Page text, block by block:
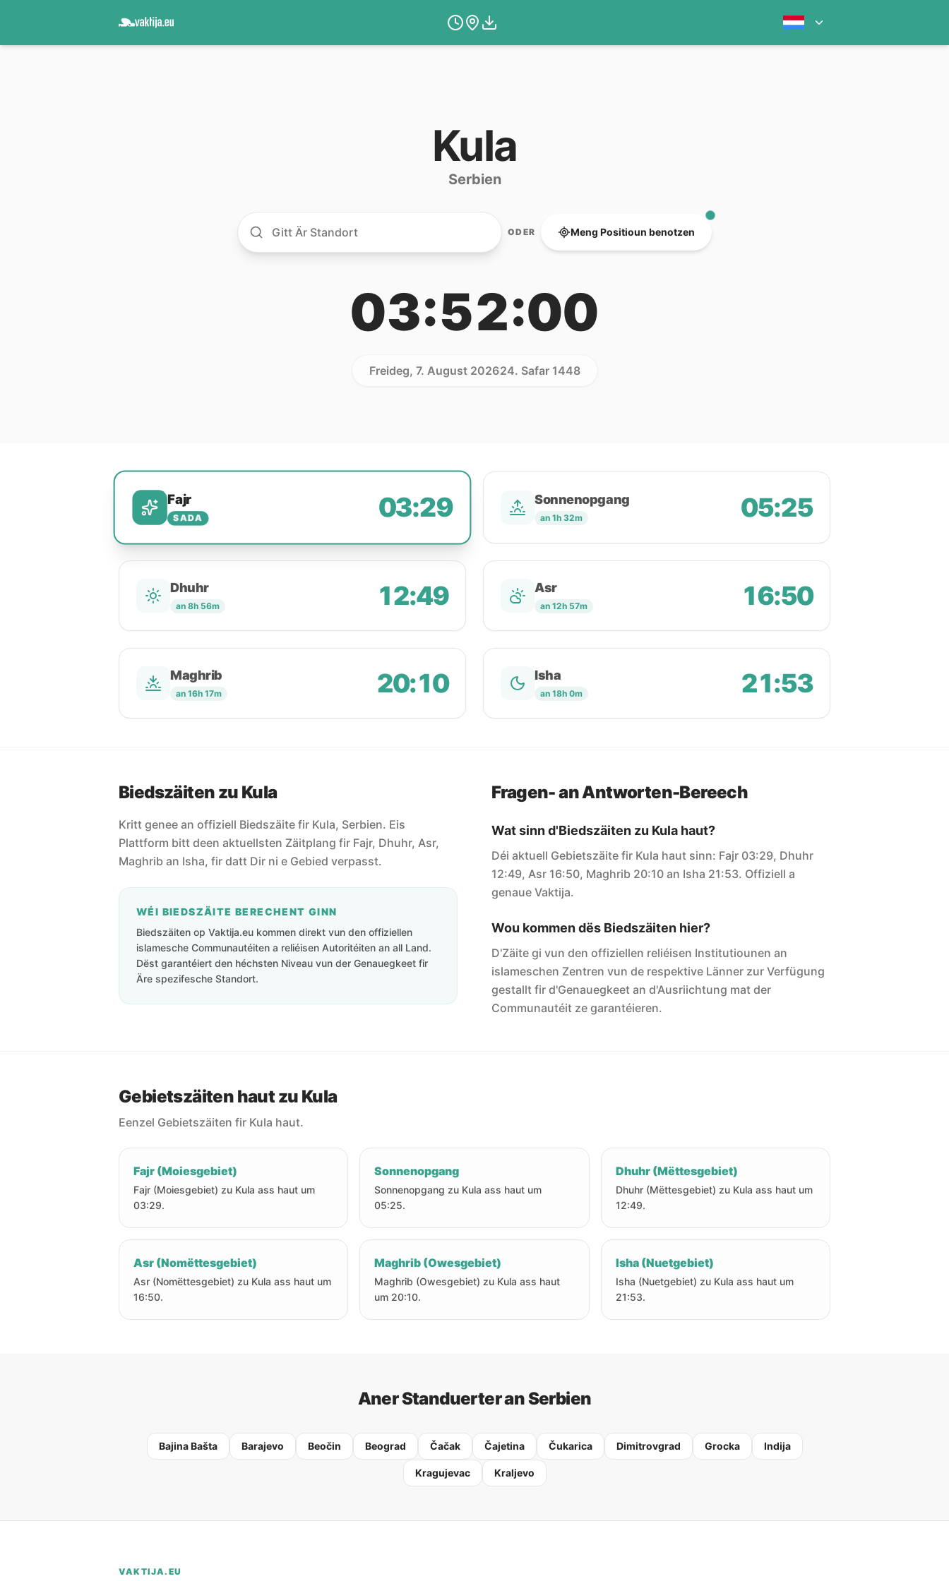
Kula
Serbien
ODER Meng Positioun benotzen
03:52:00
Freideg, 7. August 202624. Safar 1448
Fajr
SADA 03:29 Sonnenopgang
an 1h 32m 05:25
Dhuhr
an 8h 56m 12:49 Asr
an 12h 57m 16:50
Maghrib
an 16h 17m 20:10 Isha
an 18h 0m 21:53
Biedszäiten zu Kula
Kritt genee an offiziell Biedszäite fir Kula, Serbien. Eis
Plattform bitt deen aktuellsten Zäitplang fir Fajr, Dhuhr, Asr,
Maghrib an Isha, fir datt Dir ni e Gebied verpasst.
WÉI BIEDSZÄITE BERECHENT GINN
Biedszäiten op Vaktija.eu kommen direkt vun den offiziellen
islamesche Communautéiten a reliéisen Autoritéiten an all Land.
Dëst garantéiert den héchsten Niveau vun der Genauegkeet fir
Äre spezifesche Standort.
Fragen- an Antworten-Bereech
Wat sinn d'Biedszäiten zu Kula haut?
Déi aktuell Gebietszäite fir Kula haut sinn: Fajr 03:29, Dhuhr
12:49, Asr 16:50, Maghrib 20:10 an Isha 21:53. Offiziell a
genaue Vaktija.
Wou kommen dës Biedszäiten hier?
D'Zäite gi vun den offiziellen reliéisen Institutiounen an
islameschen Zentren vun de respektive Länner zur Verfügung
gestallt fir d'Genauegkeet an d'Ausriichtung mat der
Communautéit ze garantéieren.
Gebietszäiten haut zu Kula
Eenzel Gebietszäiten fir Kula haut.
Fajr (Moiesgebiet)
Fajr (Moiesgebiet) zu Kula ass haut um
03:29.
Sonnenopgang
Sonnenopgang zu Kula ass haut um
05:25.
Dhuhr (Mëttesgebiet)
Dhuhr (Mëttesgebiet) zu Kula ass haut um
12:49.
Asr (Nomëttesgebiet)
Asr (Nomëttesgebiet) zu Kula ass haut um
16:50.
Maghrib (Owesgebiet)
Maghrib (Owesgebiet) zu Kula ass haut
um 20:10.
Isha (Nuetgebiet)
Isha (Nuetgebiet) zu Kula ass haut um
21:53.
Aner Standuerter an Serbien
Bajina Bašta Barajevo Beočin Beograd Čačak Čajetina Čukarica Dimitrovgrad Grocka Indija
Kragujevac Kraljevo
VAKTIJA.EU